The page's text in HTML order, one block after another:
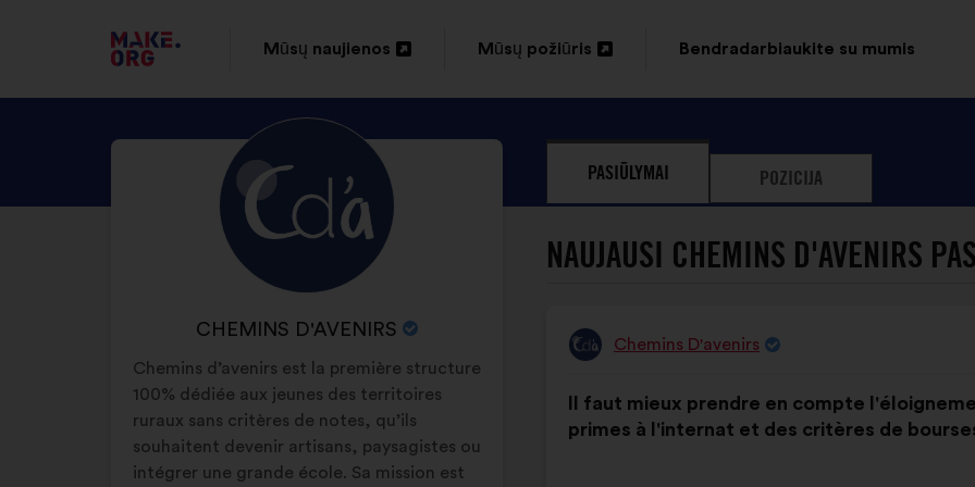
EITI
Į
PAGRINDINĮ
MAKE.ORG
PUSLAPĮ
Mūsų naujienos
naujame
Mūsų požiūris
Bendradarbiaukite su mumis
PATIKRINKITE
CHEMINS
D'AVENIRS
PROFILĮ
ORGANIZACIJOS
PAVADINIMAS:
CHEMINS D'AVENIRS
Biografija:
Chemins d’avenirs est la première structure
100% dédiée aux jeunes des territoires
ruraux sans critères de notes, qu’ils
souhaitent devenir artisans, paysagistes ou
intégrer une grande école. Sa mission est
PASIŪLYMAI POZICIJA
NAUJAUSI CHEMINS D'AVENIRS
Pasiūlymas:
Chemins D'avenirs
turinys:
Il faut mieux prendre en compte
primes à l'internat et des critères de
pasiskirstė
taip: